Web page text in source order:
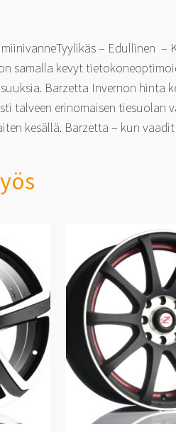
– Edullinen
samalla kevyt
Barzetta Invernon hinta
talveen erinomaisen
kesällä. Barzetta – kun